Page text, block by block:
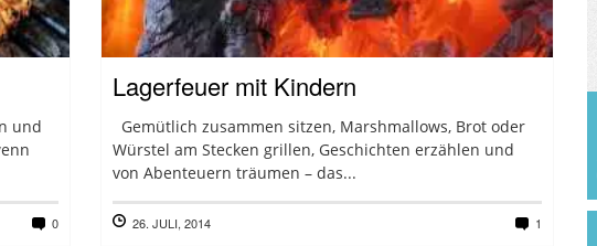
und
0
Lagerfeuer mit Kindern
Gemütlich zusammen sitzen, Marshmallows, Brot oder
Würstel am Stecken grillen, Geschichten erzählen und
von Abenteuern träumen – das...
26. JULI, 2014 1